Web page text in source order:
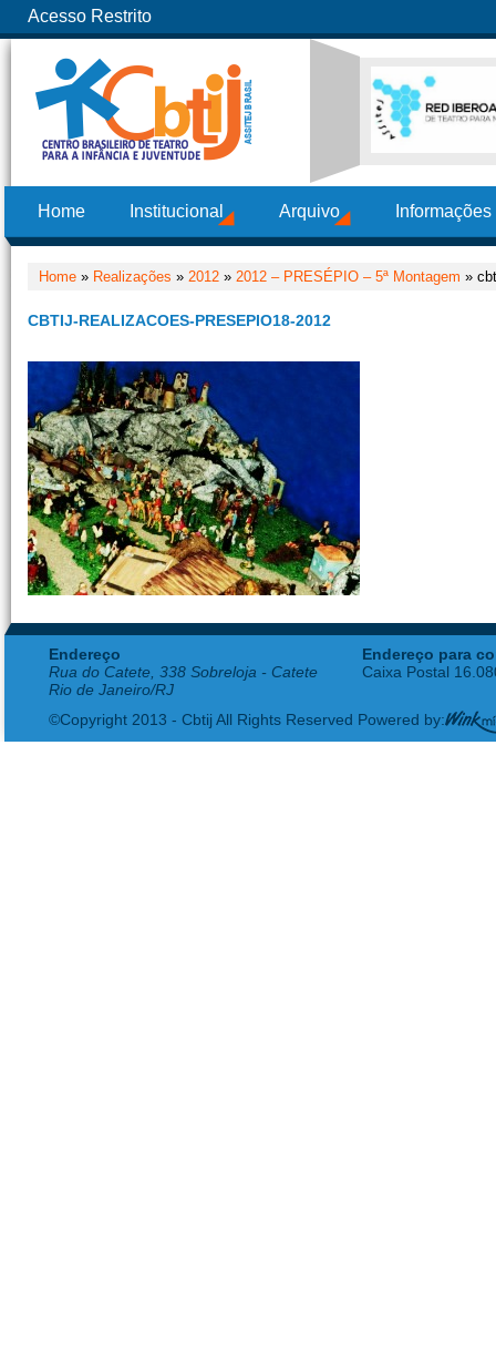
Acesso Restrito
Home Institucional Arquivo
Home » Realizações » 2012 » 2012 – PRESÉPIO – 5ª Montagem »
CBTIJ-REALIZACOES-PRESEPIO18-2012
Endereço
Rua do Catete, 338 Sobreloja - Catete
Rio de Janeiro/RJ
Endereço para
Caixa Postal
©Copyright 2013 - Cbtij All Rights Reserved Powered by: